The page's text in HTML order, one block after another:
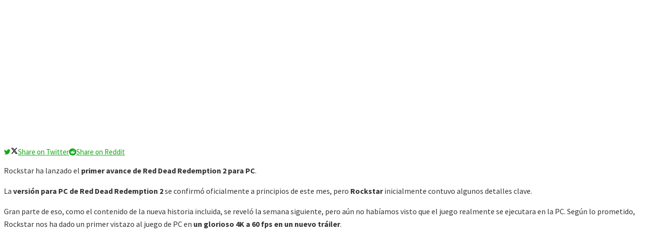
Share on Twitter Share on Reddit
Rockstar ha lanzado el primer avance de Red Dead Redemption 2 para PC.
La versión para PC de Red Dead Redemption 2se confirmó oficialmente a principios de este mes, pero Rockstarinicialmente contuvo algunos detalles clave.
Gran parte de eso, como el contenido de la nueva historia incluida, se reveló la semana siguiente, pero aún no habíamos visto que el juego realmente se ejecutara en la PC. Según lo prometido,
Rockstar nos ha dado un primer vistazo al juego de PC en un glorioso 4K a 60 fps en un nuevo tráiler.